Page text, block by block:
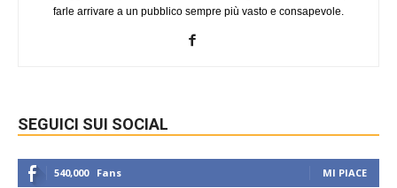
farle arrivare a un pubblico sempre più vasto e consapevole.
SEGUICI SUI SOCIAL
540,000 Fans MI PIACE